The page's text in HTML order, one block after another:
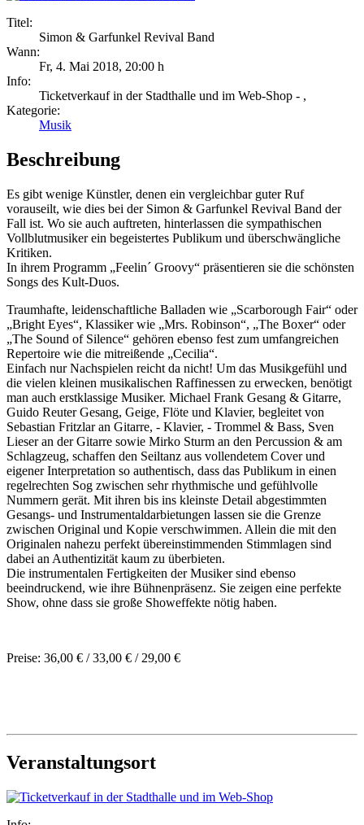
Titel:
Simon & Garfunkel Revival Band
Wann:
Fr, 4. Mai 2018, 20:00 h
Info:
Ticketverkauf in der Stadthalle und im Web-Shop - ,
Kategorie:
Musik
Beschreibung
Es gibt wenige Künstler, denen ein vergleichbar guter Ruf
vorauseilt, wie dies bei der Simon & Garfunkel Revival Band der
Fall ist. Wo sie auch auftreten, hinterlassen die sympathischen
Vollblutmusiker ein begeistertes Publikum und überschwängliche
Kritiken.
In ihrem Programm „Feelin´ Groovy“ präsentieren sie die schönsten
Songs des Kult-Duos.
Traumhafte, leidenschaftliche Balladen wie „Scarborough Fair“ oder
„Bright Eyes“, Klassiker wie „Mrs. Robinson“, „The Boxer“ oder
„The Sound of Silence“ gehören ebenso fest zum umfangreichen
Repertoire wie die mitreißende „Cecilia“.
Einfach nur Nachspielen reicht da nicht! Um das Musikgefühl und
die vielen kleinen musikalischen Raffinessen zu erwecken, benötigt
man auch erstklassige Musiker. Michael Frank Gesang & Gitarre,
Guido Reuter Gesang, Geige, Flöte und Klavier, begleitet von
Sebastian Fritzlar an Gitarre, - Klavier, - Trommel & Bass, Sven
Lieser an der Gitarre sowie Mirko Sturm an den Percussion & am
Schlagzeug, schaffen den Seiltanz aus vollendetem Cover und
eigener Interpretation so authentisch, dass das Publikum in einen
regelrechten Sog zwischen sehr rhythmische und gefühlvolle
Nummern gerät. Mit ihren bis ins kleinste Detail abgestimmten
Gesangs- und Instrumentaldarbietungen lassen sie die Grenze
zwischen Original und Kopie verschwimmen. Allein die mit den
Originalen nahezu perfekt übereinstimmenden Stimmlagen sind
dabei an Authentizität kaum zu überbieten.
Die instrumentalen Fertigkeiten der Musiker sind ebenso
beeindruckend, wie ihre Bühnenpräsenz. Sie zeigen eine perfekte
Show, ohne dass sie große Showeffekte nötig haben.
Preise: 36,00 € / 33,00 € / 29,00 €
Veranstaltungsort